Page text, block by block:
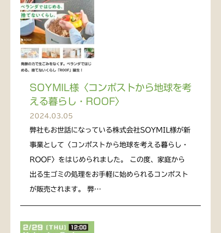
SOYMIL様〈コンポストから地球を考
える暮らし・ROOF〉
2024.03.05
弊社もお世話になっている株式会社SOYMIL様が新
事業として〈コンポストから地球を考える暮らし・
ROOF〉をはじめられました。 この度、家庭から
出る生ゴミの処理をお手軽に始められるコンポスト
が販売されます。 弊…